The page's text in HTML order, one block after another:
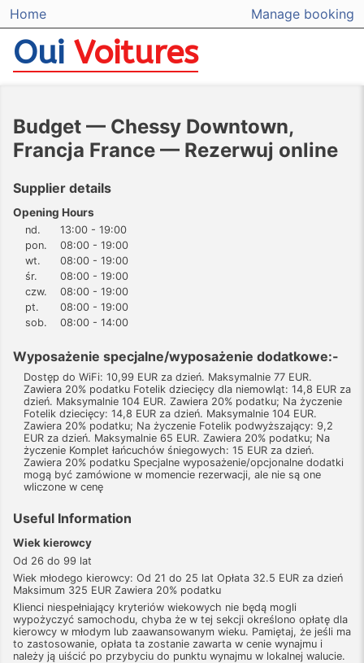
Home Manage booking
Oui Voitures
Budget — Chessy Downtown,
Francja France — Rezerwuj online
Supplier details
Opening Hours
nd.
13:00 - 19:00
pon.
08:00 - 19:00
wt.
08:00 - 19:00
śr.
08:00 - 19:00
czw.
08:00 - 19:00
pt.
08:00 - 19:00
sob.
08:00 - 14:00
Wyposażenie specjalne/wyposażenie dodatkowe:-
Dostęp do WiFi: 10,99 EUR za dzień. Maksymalnie 77 EUR.
Zawiera 20% podatku Fotelik dziecięcy dla niemowląt: 14,8 EUR za
dzień. Maksymalnie 104 EUR. Zawiera 20% podatku; Na życzenie
Fotelik dziecięcy: 14,8 EUR za dzień. Maksymalnie 104 EUR.
Zawiera 20% podatku; Na życzenie Fotelik podwyższający: 9,2
EUR za dzień. Maksymalnie 65 EUR. Zawiera 20% podatku; Na
życzenie Komplet łańcuchów śniegowych: 15 EUR za dzień.
Zawiera 20% podatku Specjalne wyposażenie/opcjonalne dodatki
mogą być zamówione w momencie rezerwacji, ale nie są one
wliczone w cenę
Useful Information
Wiek kierowcy
Od 26 do 99 lat
Wiek młodego kierowcy: Od 21 do 25 lat Opłata 32.5 EUR za dzień
Maksimum 325 EUR Zawiera 20% podatku
Klienci niespełniający kryteriów wiekowych nie będą mogli
wypożyczyć samochodu, chyba że w tej sekcji określono opłatę dla
kierowcy w młodym lub zaawansowanym wieku. Pamiętaj, że jeśli ma
to zastosowanie, opłata ta zostanie zawarta w cenie wynajmu i
należy ją uiścić po przybyciu do punktu wynajmu w lokalnej walucie.